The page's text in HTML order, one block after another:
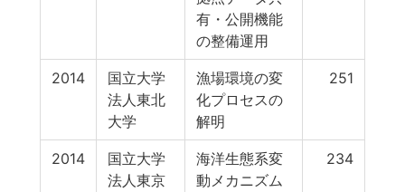
有・公開機能
の整備運用
2014
国立大学
法人東北
大学
漁場環境の変
化プロセスの
解明
251
2014
国立大学
法人東京
海洋生態系変
動メカニズム
234